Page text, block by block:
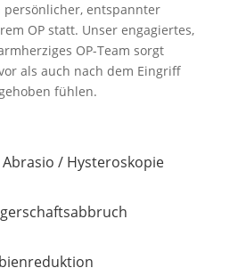
entspannter
OP statt. Unser engagiertes,
OP-Team sorgt
als auch nach dem Eingriff
fühlen.
/ Hysteroskopie